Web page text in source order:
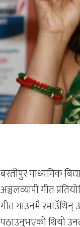
बस्तीपुर माध्यमिक
अञ्चलव्यापी गीत
गीत गाउनमै रमाउँथिन्
पठाउनुभएको थियो